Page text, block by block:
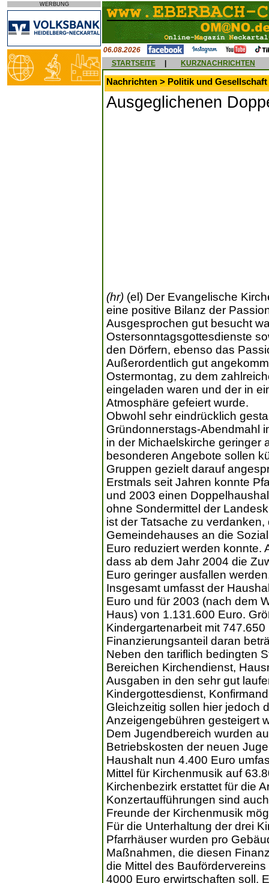
WERBUNG
06.08.2026
STARTSEITE
KURZNACHRICHTEN
Nachrichten > Politik und Gesellschaft
Ausgeglichenen
(hr) (el) Der Evangelische
eine positive Bilanz der
Ausgesprochen gut besucht
Ostersonntagsgottesdienste
den Dörfern, ebenso das
Außerordentlich gut
Ostermontag, zu dem
eingeladen waren und der in
Atmosphäre gefeiert wurde.
Obwohl sehr eindrücklich
Gründonnerstags-Abendmahl
in der Michaelskirche geringer
besonderen Angebote sollen
Gruppen gezielt darauf
Erstmals seit Jahren konnte
und 2003 einen
ohne Sondermittel der
ist der Tatsache zu
Gemeindehauses an die
Euro reduziert werden konnte.
dass ab dem Jahr 2004 die
Euro geringer ausfallen
Insgesamt umfasst der
Euro und für 2003 (nach dem
Haus) von 1.131.600 Euro.
Kindergartenarbeit mit
Finanzierungsanteil daran
Neben den tariflich bedingten
Bereichen Kirchendienst,
Ausgaben in den sehr gut
Kindergottesdienst,
Gleichzeitig sollen hier jedoch
Anzeigengebühren gesteigert
Dem Jugendbereich wurden
Betriebskosten der neuen
Haushalt nun 4.400 Euro
Mittel für Kirchenmusik auf
Kirchenbezirk erstattet für die
Konzertaufführungen sind
Freunde der Kirchenmusik
Für die Unterhaltung der drei
Pfarrhäuser wurden pro
Maßnahmen, die diesen
die Mittel des
4000 Euro erwirtschaften soll.